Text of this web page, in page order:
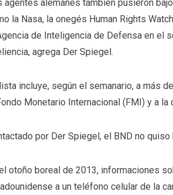
agentes alemanes también pusieron
la Nasa, la onegés Human Rights
de Inteligencia de Defensa en
agrega Der Spiegel.
incluye, según el semanario, a más
Monetario Internacional (FMI) y a
por Der Spiegel, el BND no
otoño boreal de 2013, informaciones
a un teléfono celular de la